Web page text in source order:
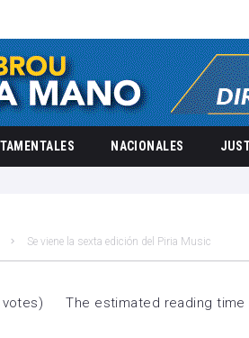
NACIONALES
Se viene la sexta edición del Piria Music
votes) The estimated reading time